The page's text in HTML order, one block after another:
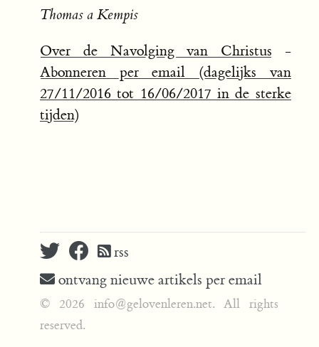
Thomas a Kempis
Over de Navolging van Christus -
Abonneren per email (dagelijks van
27/11/2016 tot 16/06/2017 in de sterke
tijden)
rss
ontvang nieuwe artikels per email
© 2026 info@gelovenleren.net. All rights
reserved.